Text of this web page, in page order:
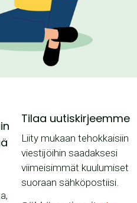
Tilaa uutiskirjeemme
Liity mukaan tehokkaisiin
viestijöihin saadaksesi
viimeisimmät kuulumiset
suoraan sähköpostiisi.